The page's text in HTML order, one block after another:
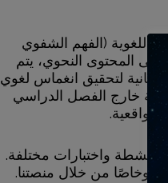
اللغوية (الفهم الشفوي
إلى المحتوى النحوي، يتم
لتحقيق انغماس لغوي
خارج الفصل الدراسي
واقعية.
أنشطة واختبارات مختلفة.
وخاصًا من خلال منصتنا.